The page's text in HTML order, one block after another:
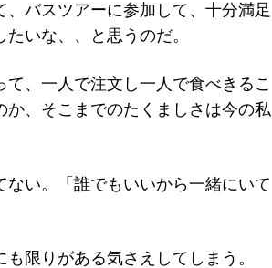
バスツアーに参加して、十分満足
いな、、と思うのだ。
、一人で注文し一人で食べきるこ
、そこまでのたくましさは今の私
い。「誰でもいいから一緒にいて
限りがある気さえしてしまう。